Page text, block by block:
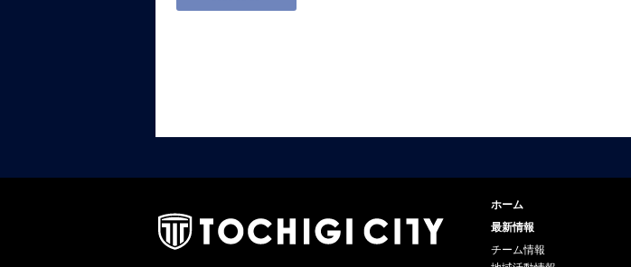
ホーム
最新情報
チーム情報